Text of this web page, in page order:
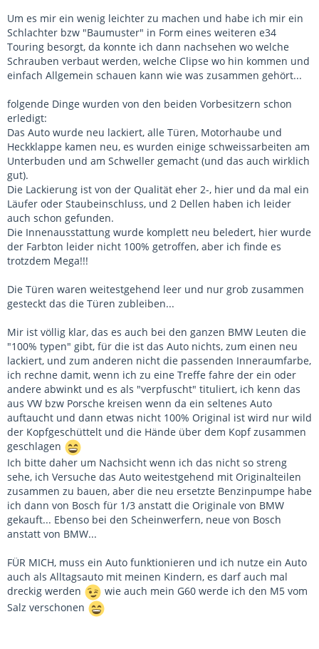
Um es mir ein wenig leichter zu machen und habe ich mir ein
Schlachter bzw "Baumuster" in Form eines weiteren e34
Touring besorgt, da konnte ich dann nachsehen wo welche
Schrauben verbaut werden, welche Clipse wo hin kommen und
einfach Allgemein schauen kann wie was zusammen gehört...
folgende Dinge wurden von den beiden Vorbesitzern schon
erledigt:
Das Auto wurde neu lackiert, alle Türen, Motorhaube und
Heckklappe kamen neu, es wurden einige schweissarbeiten am
Unterbuden und am Schweller gemacht (und das auch wirklich
gut).
Die Lackierung ist von der Qualität eher 2-, hier und da mal ein
Läufer oder Staubeinschluss, und 2 Dellen haben ich leider
auch schon gefunden.
Die Innenausstattung wurde komplett neu beledert, hier wurde
der Farbton leider nicht 100% getroffen, aber ich finde es
trotzdem Mega!!!
Die Türen waren weitestgehend leer und nur grob zusammen
gesteckt das die Türen zubleiben...
Mir ist völlig klar, das es auch bei den ganzen BMW Leuten die
"100% typen" gibt, für die ist das Auto nichts, zum einen neu
lackiert, und zum anderen nicht die passenden Inneraumfarbe,
ich rechne damit, wenn ich zu eine Treffe fahre der ein oder
andere abwinkt und es als "verpfuscht" tituliert, ich kenn das
aus VW bzw Porsche kreisen wenn da ein seltenes Auto
auftaucht und dann etwas nicht 100% Original ist wird nur wild
der Kopfgeschüttelt und die Hände über dem Kopf zusammen
geschlagen
Ich bitte daher um Nachsicht wenn ich das nicht so streng
sehe, ich Versuche das Auto weitestgehend mit Originalteilen
zusammen zu bauen, aber die neu ersetzte Benzinpumpe habe
ich dann von Bosch für 1/3 anstatt die Originale von BMW
gekauft... Ebenso bei den Scheinwerfern, neue von Bosch
anstatt von BMW...
FÜR MICH, muss ein Auto funktionieren und ich nutze ein Auto
auch als Alltagsauto mit meinen Kindern, es darf auch mal
dreckig werden
wie auch mein G60 werde ich den M5 vom
Salz verschonen